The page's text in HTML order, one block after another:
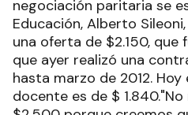
negociación paritaria se
Educación, Alberto
una oferta de $2.150, que
que ayer realizó una
hasta marzo de 2012.
docente es de $